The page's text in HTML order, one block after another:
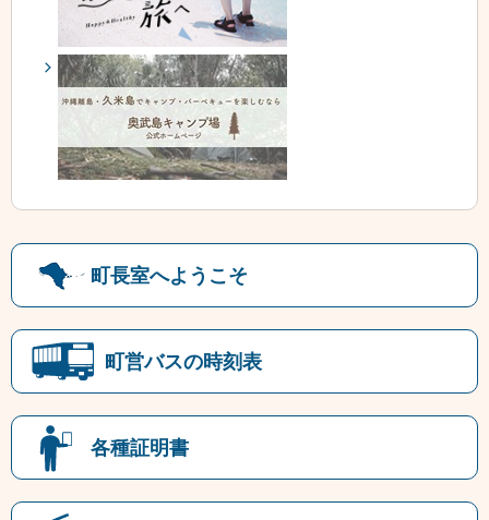
町長室へようこそ
町営バスの時刻表
各種証明書